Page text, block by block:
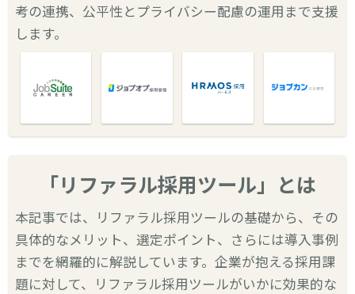
考の連携、公平性とプライバシー配慮の運用まで支援
します。
「リファラル採用ツール」とは
本記事では、リファラル採用ツールの基礎から、その
具体的なメリット、選定ポイント、さらには導入事例
までを網羅的に解説しています。企業が抱える採用課
題に対して、リファラル採用ツールがいかに効果的な